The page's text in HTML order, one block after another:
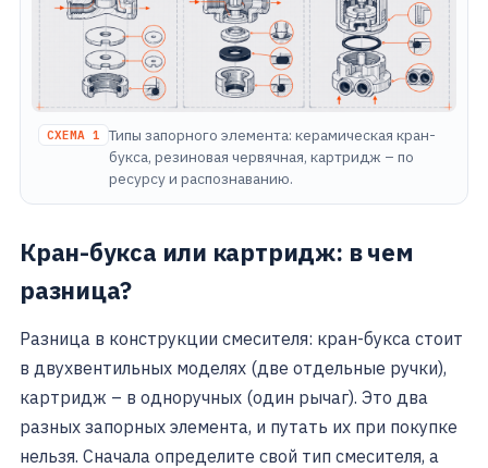
СХЕМА 1
Типы запорного элемента: керамическая кран-
букса, резиновая червячная, картридж – по
ресурсу и распознаванию.
Кран-букса или картридж: в чем
разница?
Разница в конструкции смесителя: кран-букса стоит
в двухвентильных моделях (две отдельные ручки),
картридж – в одноручных (один рычаг). Это два
разных запорных элемента, и путать их при покупке
нельзя. Сначала определите свой тип смесителя, а